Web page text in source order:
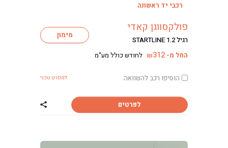
ליסינג פרטי
מכירת רכבים
כתבות ליסינג
רכבי יד ראשונה
פולקסווגן קאדי
רגיל STARTLINE 1.2 מימון
החל מ- ₪312 לחודש כולל מע"מ
הוסיפו רכב להשוואה למפרט טכני
לפרטים שתף רכב